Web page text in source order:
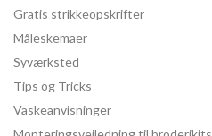
Gratis strikkeopskrifter
Måleskemaer
Syværksted
Tips og Tricks
Vaskeanvisninger